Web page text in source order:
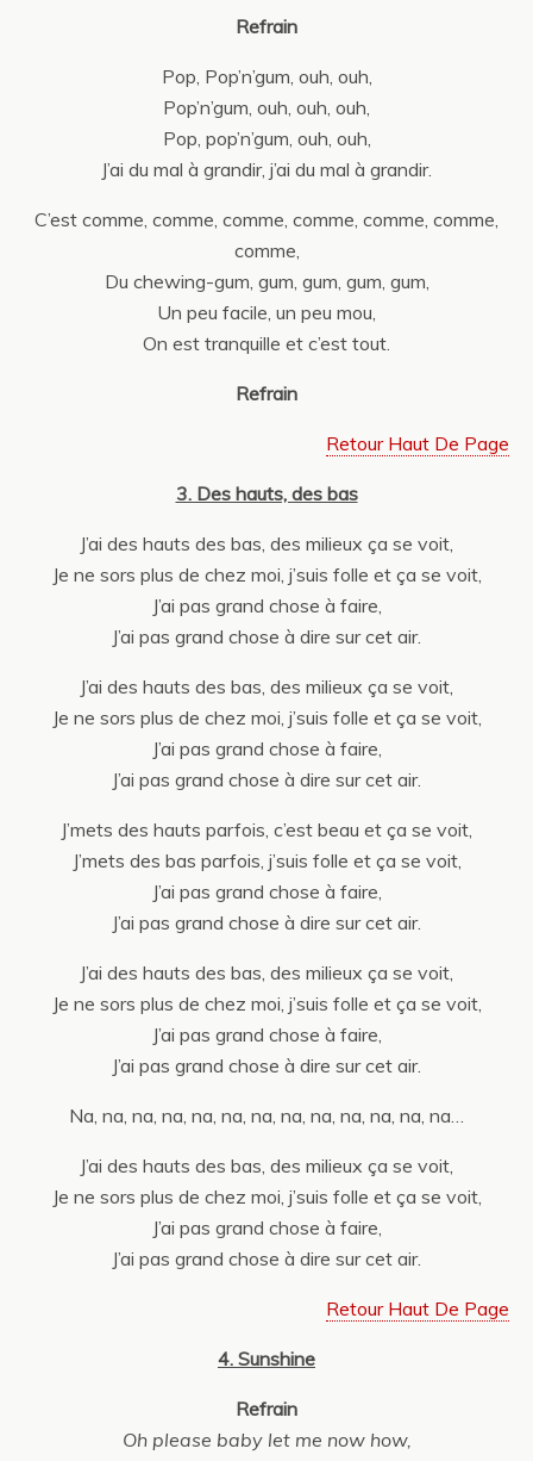
Refrain
Pop, Pop’n’gum, ouh, ouh,
Pop’n’gum, ouh, ouh, ouh,
Pop, pop’n’gum, ouh, ouh,
J’ai du mal à grandir, j’ai du mal à grandir.
C’est comme, comme, comme, comme, comme, comme,
comme,
Du chewing-gum, gum, gum, gum, gum,
Un peu facile, un peu mou,
On est tranquille et c’est tout.
Refrain
Retour Haut De Page
3. Des hauts, des bas
J’ai des hauts des bas, des milieux ça se voit,
Je ne sors plus de chez moi, j’suis folle et ça se voit,
J’ai pas grand chose à faire,
J’ai pas grand chose à dire sur cet air.
J’ai des hauts des bas, des milieux ça se voit,
Je ne sors plus de chez moi, j’suis folle et ça se voit,
J’ai pas grand chose à faire,
J’ai pas grand chose à dire sur cet air.
J’mets des hauts parfois, c’est beau et ça se voit,
J’mets des bas parfois, j’suis folle et ça se voit,
J’ai pas grand chose à faire,
J’ai pas grand chose à dire sur cet air.
J’ai des hauts des bas, des milieux ça se voit,
Je ne sors plus de chez moi, j’suis folle et ça se voit,
J’ai pas grand chose à faire,
J’ai pas grand chose à dire sur cet air.
Na, na, na, na, na, na, na, na, na, na, na, na, na…
J’ai des hauts des bas, des milieux ça se voit,
Je ne sors plus de chez moi, j’suis folle et ça se voit,
J’ai pas grand chose à faire,
J’ai pas grand chose à dire sur cet air.
Retour Haut De Page
4. Sunshine
Refrain
Oh please baby let me now how,